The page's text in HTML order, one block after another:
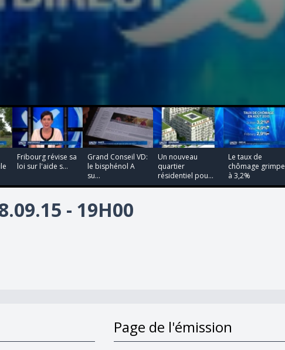
Fribourg révise sa
loi sur l'aide s...
Grand Conseil VD:
le bisphénol A
su...
Un nouveau
quartier
résidentiel pou...
Le taux de
chômage grimpe
à 3,2%
- 19H00
Page de l'émission